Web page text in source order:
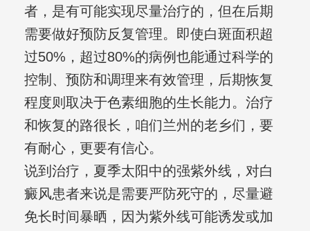
者，是有可能实现尽量治疗的，但在后期
需要做好预防反复管理。即使白斑面积超
过50%，超过80%的病例也能通过科学的
控制、预防和调理来有效管理，后期恢复
程度则取决于色素细胞的生长能力。治疗
和恢复的路很长，咱们兰州的老乡们，要
有耐心，更要有信心。
说到治疗，夏季太阳中的强紫外线，对白
癜风患者来说是需要严防死守的，尽量避
免长时间暴晒，因为紫外线可能诱发或加